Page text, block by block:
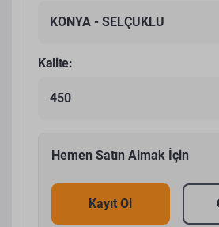
KONYA - SELÇUKLU
Kalite:
450
Hemen Satın Almak İçin
Kayıt Ol